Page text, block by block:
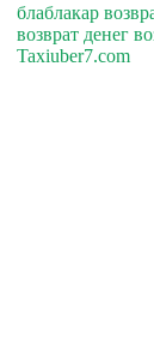
блаблакар
возврат денег
Taxiuber7.com